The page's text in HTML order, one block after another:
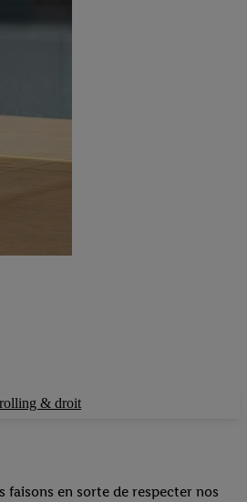
& droit
en sorte de respecter nos